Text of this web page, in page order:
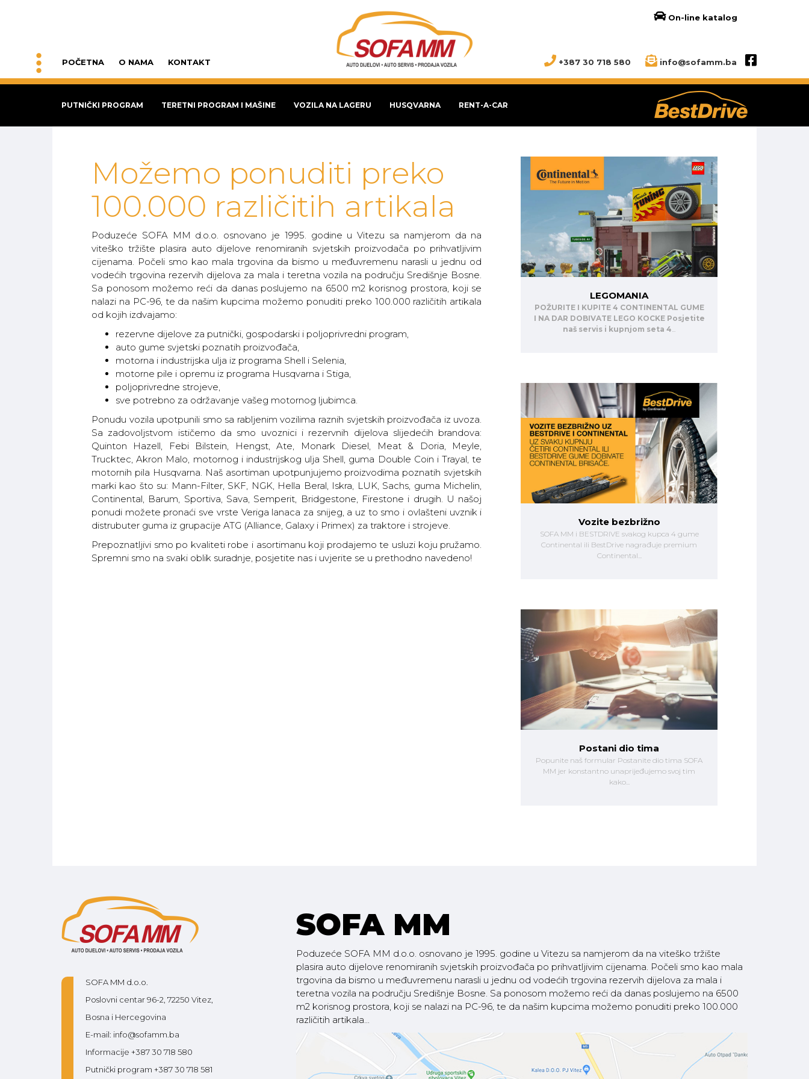
POČETNA O NAMA KONTAKT
On-line katalog
+387 30 718 580 info@sofamm.ba
PUTNIČKI PROGRAM TERETNI PROGRAM I MAŠINE VOZILA NA LAGERU HUSQVARNA RENT-A-CAR
Možemo ponuditi preko
100.000 različitih artikala
Poduzeće SOFA MM d.o.o. osnovano je 1995. godine u Vitezu sa namjerom da na
viteško tržište plasira auto dijelove renomiranih svjetskih proizvodača po prihvatljivim
cijenama. Počeli smo kao mala trgovina da bismo u međuvremenu narasli u jednu od
vodećih trgovina rezervih dijelova za mala i teretna vozila na području Središnje Bosne.
Sa ponosom možemo reći da danas poslujemo na 6500 m2 korisnog prostora, koji se
nalazi na PC-96, te da našim kupcima možemo ponuditi preko 100.000 različitih artikala
od kojih izdvajamo:
rezervne dijelove za putnički, gospodarski i poljoprivredni program,
auto gume svjetski poznatih proizvođača,
motorna i industrijska ulja iz programa Shell i Selenia,
motorne pile i opremu iz programa Husqvarna i Stiga,
poljoprivredne strojeve,
sve potrebno za održavanje vašeg motornog ljubimca.
Ponudu vozila upotpunili smo sa rabljenim vozilima raznih svjetskih proizvođača iz uvoza.
Sa zadovoljstvom ističemo da smo uvoznici i rezervnih dijelova slijedećih brandova:
Quinton Hazell, Febi Bilstein, Hengst, Ate, Monark Diesel, Meat & Doria, Meyle,
Trucktec, Akron Malo, motornog i industrijskog ulja Shell, guma Double Coin i Trayal, te
motornih pila Husqvarna. Naš asortiman upotpunjujemo proizvodima poznatih svjetskih
marki kao što su: Mann-Filter, SKF, NGK, Hella Beral, Iskra, LUK, Sachs, guma Michelin,
Continental, Barum, Sportiva, Sava, Semperit, Bridgestone, Firestone i drugih. U našoj
ponudi možete pronaći sve vrste Veriga lanaca za snijeg, a uz to smo i ovlašteni uvznik i
distrubuter guma iz grupacije ATG (Alliance, Galaxy i Primex) za traktore i strojeve.
Prepoznatljivi smo po kvaliteti robe i asortimanu koji prodajemo te usluzi koju pružamo.
Spremni smo na svaki oblik suradnje, posjetite nas i uvjerite se u prethodno navedeno!
LEGOMANIA
POŽURITE I KUPITE 4 CONTINENTAL GUME
I NA DAR DOBIVATE LEGO KOCKE Posjetite
naš servis i kupnjom seta 4...
Vozite bezbrižno
SOFA MM i BESTDRIVE svakog kupca 4 gume
Continental ili BestDrive nagrađuje premium
Continental...
Postani dio tima
Popunite naš formular Postanite dio tima SOFA
MM jer konstantno unaprijeđujemo svoj tim
kako...
SOFA MM d.o.o.
Poslovni centar 96-2, 72250 Vitez,
Bosna i Hercegovina
E-mail: info@sofamm.ba
Informacije +387 30 718 580
Putnički program +387 30 718 581
SOFA MM
Poduzeće SOFA MM d.o.o. osnovano je 1995. godine u Vitezu sa namjerom da na viteško tržište
plasira auto dijelove renomiranih svjetskih proizvođača po prihvatljivim cijenama. Počeli smo kao mala
trgovina da bismo u međuvremenu narasli u jednu od vodećih trgovina rezervih dijelova za mala i
teretna vozila na području Središnje Bosne. Sa ponosom možemo reći da danas poslujemo na 6500
m2 korisnog prostora, koji se nalazi na PC-96, te da našim kupcima možemo ponuditi preko 100.000
različitih artikala...